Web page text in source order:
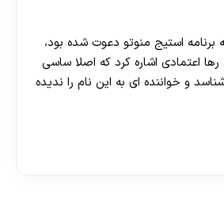
برنامه استیج منوتو دعوت شده بود،
اعتمادی اشاره کرد که اصلا ساسی
و خواننده ای به این نام را ندیده